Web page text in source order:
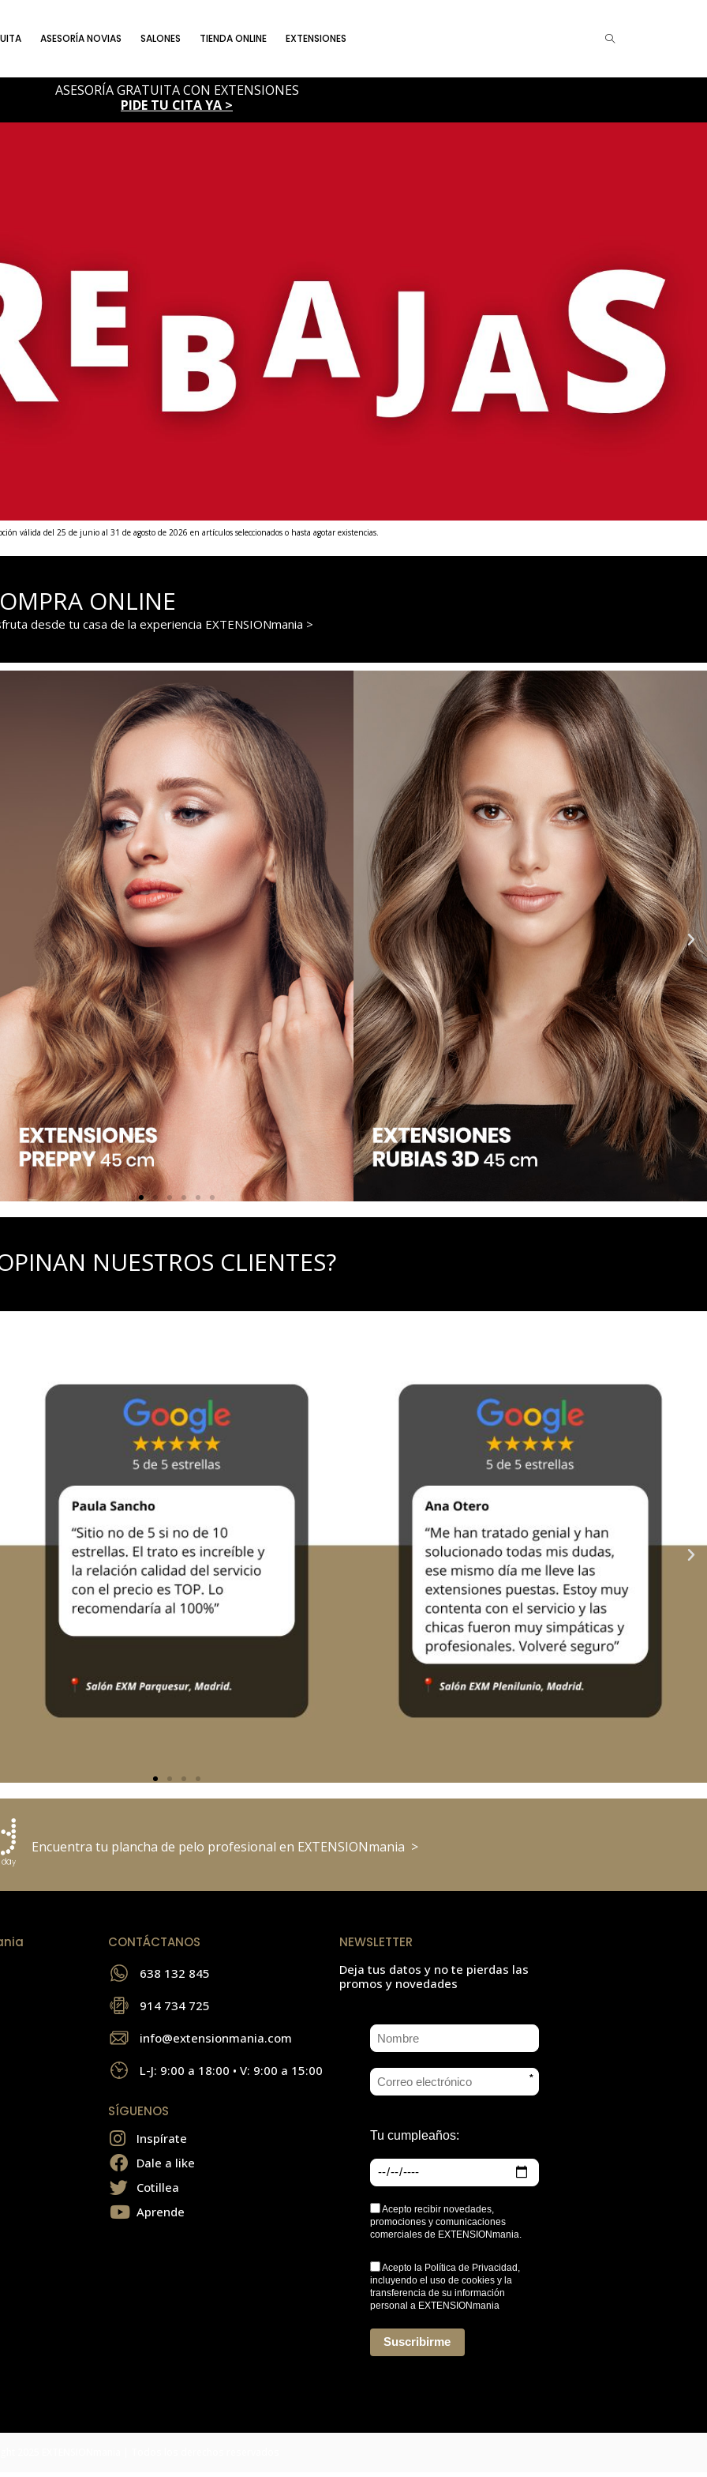
ASESORÍA NOVIAS SALONES TIENDA ONLINE EXTENSIONES
ASESORÍA GRATUITA CON EXTENSIONES
PIDE TU CITA YA >
válida del 25 de junio al 31 de agosto de 2026 en artículos seleccionados o hasta agotar existencias.
ONLINE
desde tu casa de la experiencia EXTENSIONmania >
NUESTROS CLIENTES?
Encuentra tu plancha de pelo profesional en EXTENSIONmania >
CONTÁCTANOS
638 132 845
914 734 725
info@extensionmania.com
L-J: 9:00 a 18:00 • V: 9:00 a 15:00
SÍGUENOS
Inspírate
Dale a like
Cotillea
Aprende
NEWSLETTER
Deja tus datos y no te pierdas las
promos y novedades
*
Tu cumpleaños:
Acepto recibir novedades,
promociones y comunicaciones
comerciales de EXTENSIONmania.
Acepto la Política de Privacidad ,
incluyendo el uso de cookies y la
transferencia de su información
personal a EXTENSIONmania
Suscribirme